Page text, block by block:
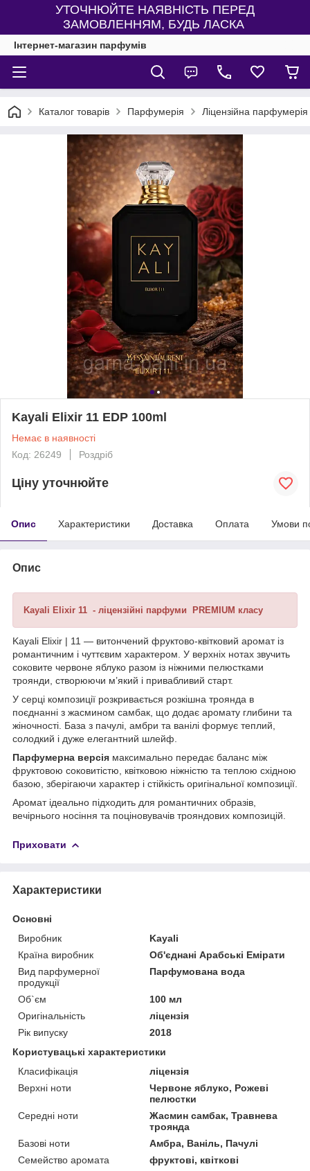
УТОЧНЮЙТЕ НАЯВНІСТЬ ПЕРЕД
ЗАМОВЛЕННЯМ, БУДЬ ЛАСКА
Інтернет-магазин парфумів
Каталог товарів Парфумерія Ліцензійна парфумерія
Kayali Elixir 11 EDP 100ml
Немає в наявності
Код: 26249
Роздріб
Ціну уточнюйте
Опис Характеристики Доставка Оплата Умови
Опис
Kayali Elixir 11 - ліцензійні парфуми PREMIUM класу
Kayali Elixir | 11 — витончений фруктово-квітковий аромат із
романтичним і чуттєвим характером. У верхніх нотах звучить
соковите червоне яблуко разом із ніжними пелюстками
троянди, створюючи м’який і привабливий старт.
У серці композиції розкривається розкішна троянда в
поєднанні з жасмином самбак, що додає аромату глибини та
жіночності. База з пачулі, амбри та ванілі формує теплий,
солодкий і дуже елегантний шлейф.
Парфумерна версія максимально передає баланс між
фруктовою соковитістю, квітковою ніжністю та теплою східною
базою, зберігаючи характер і стійкість оригінальної композиції.
Аромат ідеально підходить для романтичних образів,
вечірнього носіння та поціновувачів трояндових композицій.
Приховати
Характеристики
Основні
Виробник
Kayali
Країна виробник
Об'єднані Арабські Емірати
Вид парфумерної
продукції
Парфумована вода
Об`єм
100 мл
Оригінальність
ліцензія
Рік випуску
2018
Користувацькі характеристики
Класифікація
ліцензія
Верхні ноти
Червоне яблуко, Рожеві
пелюстки
Середні ноти
Жасмин самбак, Травнева
троянда
Базові ноти
Амбра, Ваніль, Пачулі
Семейство аромата
фруктові, квіткові